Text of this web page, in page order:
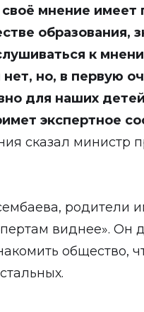
мнение имеет
образования,
к
нет, но, в первую
для наших
экспертное
сказал министр
родители
виднее». Он
общество,